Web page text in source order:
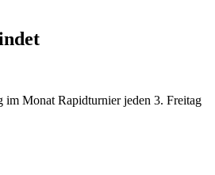
im Monat Rapidturnier jeden 3. Freitag